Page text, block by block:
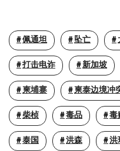
佩通坦 坠亡
打击电诈 新加坡
柬埔寨 柬泰边境冲
柴桢 毒品 毒
泰国 洪森 洪